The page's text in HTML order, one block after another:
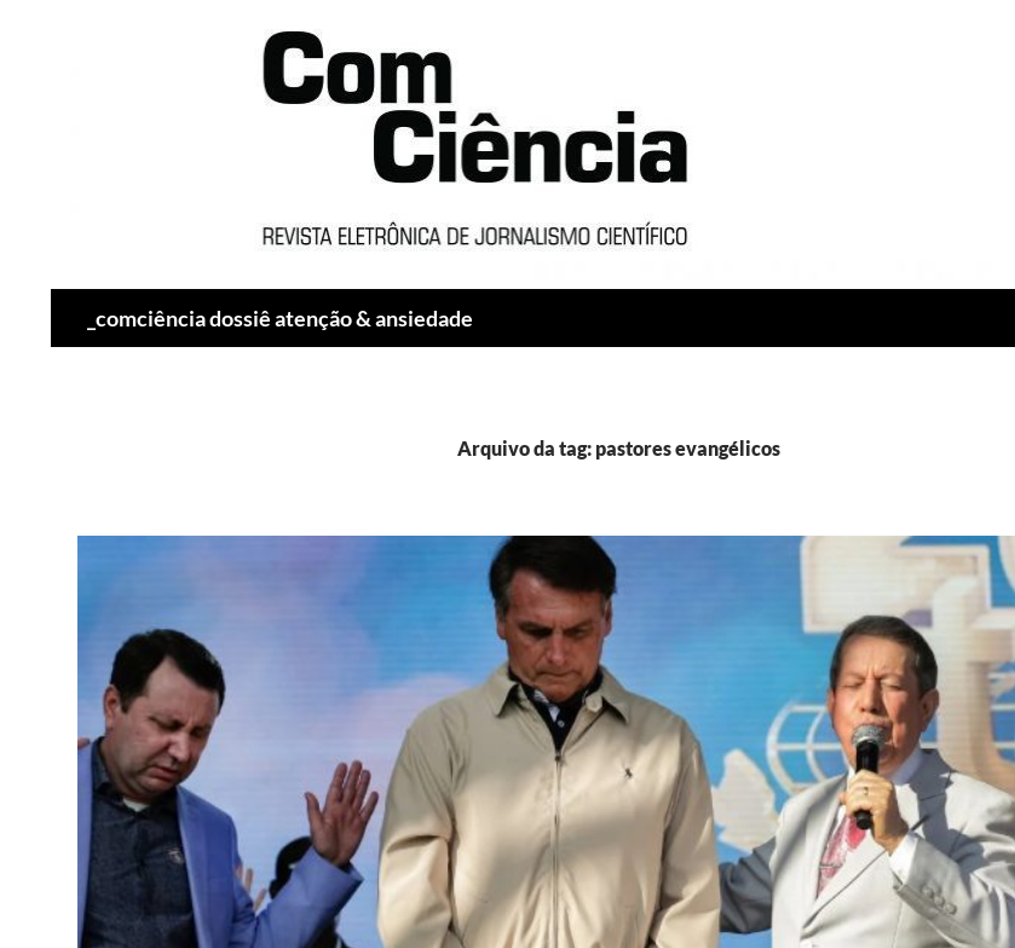
_comciência dossiê atenção & ansiedade
Arquivo da tag: pastores evangélicos